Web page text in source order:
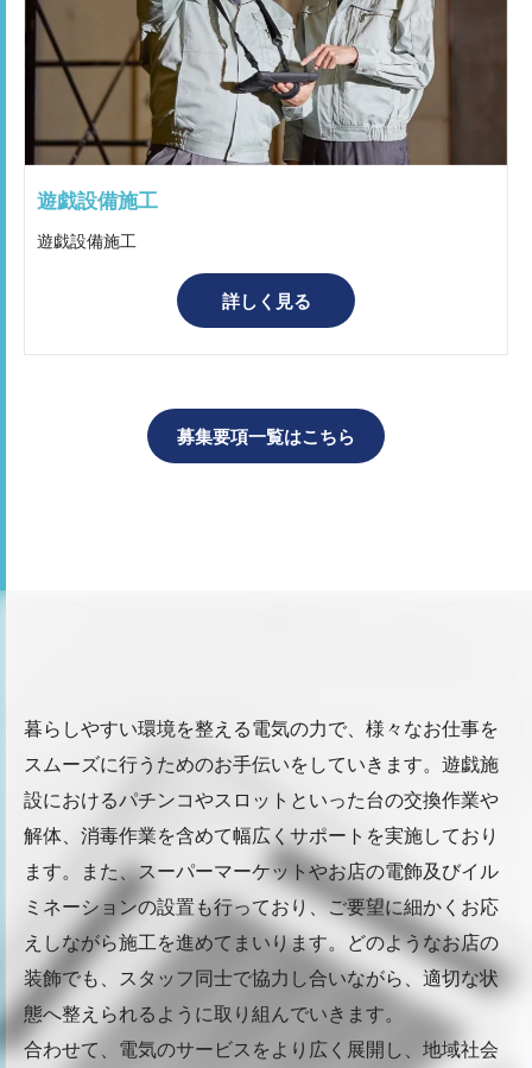
遊戯設備施工
遊戯設備施工
詳しく見る
募集要項一覧はこちら
暮らしやすい環境を整える電気の力で、様々なお仕事を
スムーズに行うためのお手伝いをしていきます。遊戯施
設におけるパチンコやスロットといった台の交換作業や
解体、消毒作業を含めて幅広くサポートを実施しており
ます。また、スーパーマーケットやお店の電飾及びイル
ミネーションの設置も行っており、ご要望に細かくお応
えしながら施工を進めてまいります。どのようなお店の
装飾でも、スタッフ同士で協力し合いながら、適切な状
態へ整えられるように取り組んでいきます。
合わせて、電気のサービスをより広く展開し、地域社会